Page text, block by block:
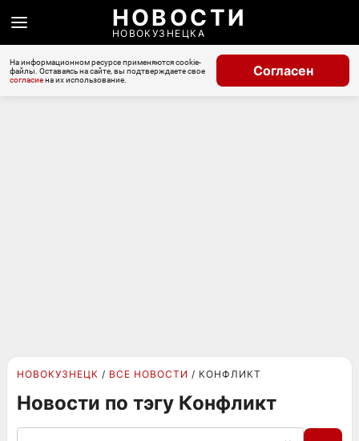
НОВОСТИ
НОВОКУЗНЕЦКА
На информационном ресурсе применяются cookie-
файлы. Оставаясь на сайте, вы подтверждаете свое
согласиена их использование.
Согласен
НОВОКУЗНЕЦК ВСЕ НОВОСТИ КОНФЛИКТ
Новости по тэгу Конфликт